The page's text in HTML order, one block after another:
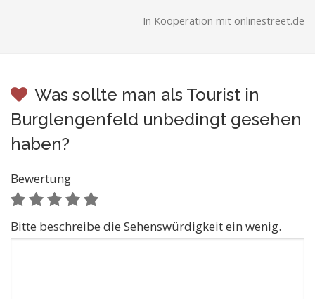
In Kooperation mit onlinestreet.de
Was sollte man als Tourist in
Burglengenfeld unbedingt gesehen
haben?
Bewertung
Bitte beschreibe die Sehenswürdigkeit ein wenig.